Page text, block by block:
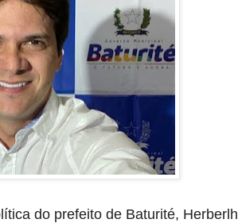
do prefeito de Baturité, Herberlh